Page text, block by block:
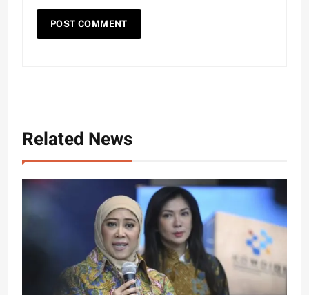
Related News